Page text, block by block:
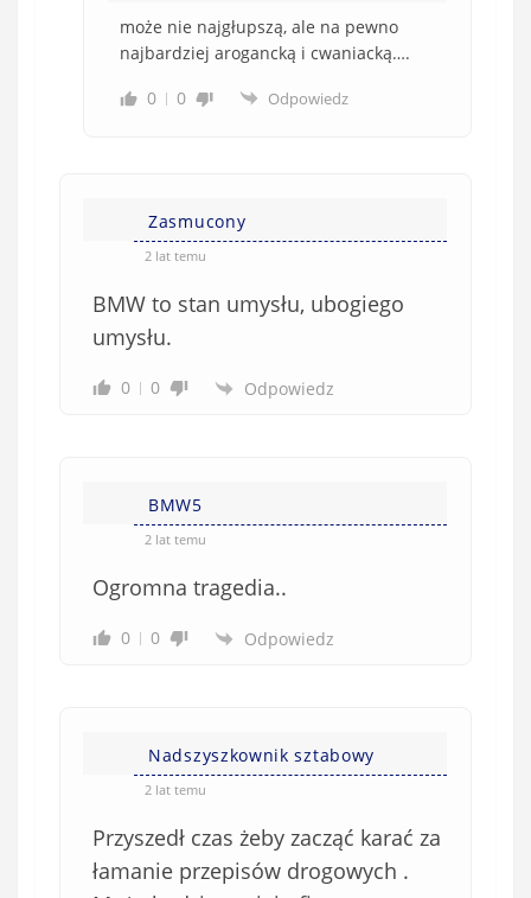
może nie najgłupszą, ale na pewno
najbardziej arogancką i cwaniacką….
0
0 Odpowiedz
Zasmucony
2 lat temu
BMW to stan umysłu, ubogiego
umysłu.
0 0 Odpowiedz
BMW5
2 lat temu
Ogromna tragedia..
0 0 Odpowiedz
Nadszyszkownik sztabowy
2 lat temu
Przyszedł czas żeby zacząć karać za
łamanie przepisów drogowych .